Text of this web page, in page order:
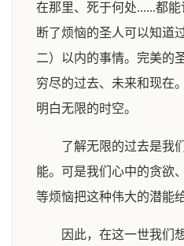
在那里、死于何处......都能
断了烦恼的圣人可以知道
二）以内的事情。完美的
穷尽的过去、未来和现在
明白无限的时空。
了解无限的过去是我
能。可是我们心中的贪欲
等烦恼把这种伟大的潜能
因此，在这一世我们